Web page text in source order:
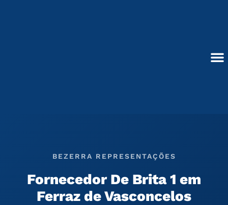
BEZERRA REPRESENTAÇÕES
Fornecedor De Brita 1 em
Ferraz de Vasconcelos